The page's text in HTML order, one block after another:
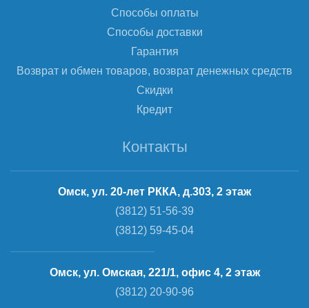
Способы оплаты
Способы доставки
Гарантия
Возврат и обмен товаров, возврат денежных средств
Скидки
Кредит
Контакты
Омск, ул. 20-лет РККА, д.303, 2 этаж
(3812) 51-56-39
(3812) 59-45-04
Омск, ул. Омская, 221/1, офис 4, 2 этаж
(3812) 20-90-96